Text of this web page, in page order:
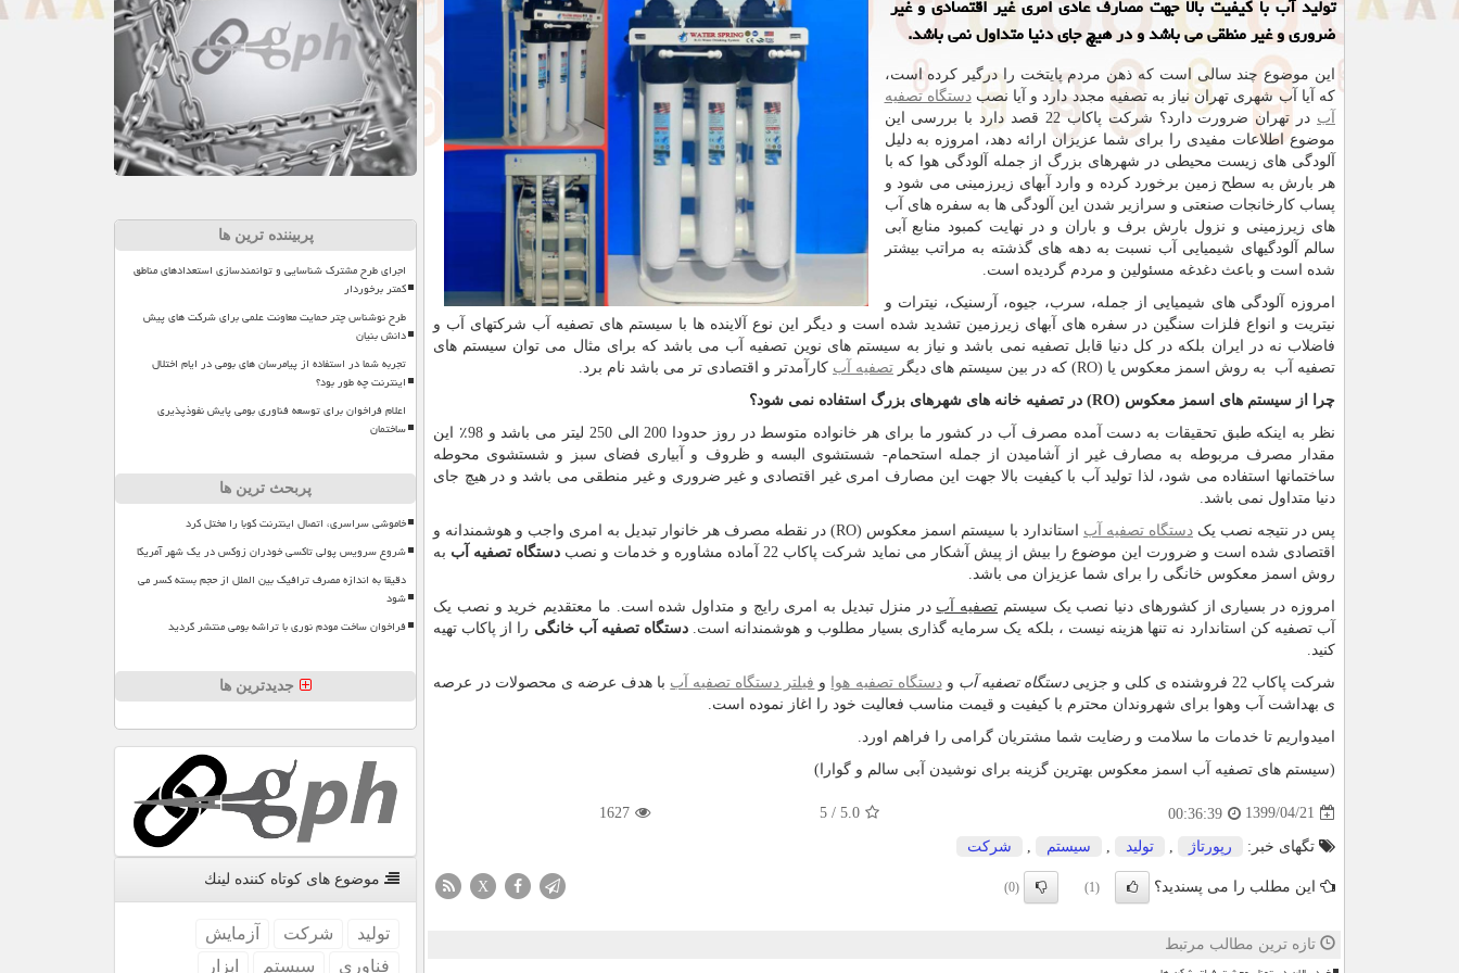
تولید آب با كیفیت بالا جهت مصارف عادی امری غیر اقتصادی و غیر
ضروری و غیر منطقی می باشد و در هیچ جای دنیا متداول نمی باشد.
این موضوع چند سالی است که ذهن مردم پایتخت را درگیر کرده است،
که آیا آب شهری تهران نیاز به تصفیه مجدد دارد و آیا نصبدستگاه تصفیه
آب
در تهران ضرورت دارد؟ شرکت پاکاب 22 قصد دارد با بررسی این
موضوع اطلاعات مفیدی را برای شما عزیزان ارائه دهد، امروزه به دلیل
آلودگی های زیست محیطی در شهرهای بزرگ از جمله آلودگی هوا که با
هر بارش به سطح زمین برخورد کرده و وارد آبهای زیرزمینی می شود و
پساب کارخانجات صنعتی و سرازیر شدن این آلودگی ها به سفره های آب
های زیرزمینی و نزول بارش برف و باران و در نهایت کمبود منابع آبی
سالم آلودگیهای شیمیایی آب نسبت به دهه های گذشته به مراتب بیشتر
شده است و باعث دغدغه مسئولین و مردم گردیده است.
امروزه آلودگی های شیمیایی از جمله، سرب، جیوه، آرسنیک، نیترات و
نیتریت و انواع فلزات سنگین در سفره های آبهای زیرزمین تشدید شده است و دیگر این نوع آلاینده ها با سیستم های تصفیه آب شرکتهای آب و
فاضلاب نه در ایران بلکه در کل دنیا قابل تصفیه نمی باشد و نیاز به سیستم های نوین تصفیه آب می باشد که برای مثال می توان سیستم های
تصفیه آب به روش اسمز معکوس یا (RO) که در بین سیستم های دیگر تصفیه آب کارآمدتر و اقتصادی تر می باشد نام برد.
چرا از سیستم های اسمز معکوس (RO) در تصفیه خانه های شهرهای بزرگ استفاده نمی شود؟
نظر به اینکه طبق تحقیقات به دست آمده مصرف آب در کشور ما برای هر خانواده متوسط در روز حدودا 200 الی 250 لیتر می باشد و 98٪ این
مقدار مصرف مربوطه به مصارف غیر از آشامیدن از جمله استحمام- شستشوی البسه و ظروف و آبیاری فضای سبز و شستشوی محوطه
ساختمانها استفاده می شود، لذا تولید آب با کیفیت بالا جهت این مصارف امری غیر اقتصادی و غیر ضروری و غیر منطقی می باشد و در هیچ جای
دنیا متداول نمی باشد.
پس در نتیجه نصب یک دستگاه تصفیه آب استاندارد با سیستم اسمز معکوس (RO) در نقطه مصرف هر خانوار تبدیل به امری واجب و هوشمندانه و
اقتصادی شده است و ضرورت این موضوع را بیش از پیش آشکار می نماید شرکت پاکاب 22 آماده مشاوره و خدمات و نصب
دستگاه تصفیه آب به
روش اسمز معکوس خانگی را برای شما عزیزان می باشد.
امروزه در بسیاری از کشورهای دنیا نصب یک سیستم تصفیه آب در منزل تبدیل به امری رایج و متداول شده است. ما معتقدیم خرید و نصب یک
آب تصفیه کن استاندارد نه تنها هزینه نیست ، بلکه یک سرمایه گذاری بسیار مطلوب و هوشمندانه است. دستگاه تصفیه آب خانگی را از پاکاب تهیه
کنید.
شرکت پاکاب 22 فروشنده ی کلی و جزیی
دستگاه تصفیه آب ودستگاه تصفیه هوا و فیلتر دستگاه تصفیه آب با هدف عرضه ی محصولات در عرصه
ی بهداشت آب وهوا برای شهروندان محترم با کیفیت و قیمت مناسب فعالیت خود را اغاز نموده است.
امیدواریم تا خدمات ما سلامت و رضایت شما مشتریان گرامی را فراهم اورد.
(سیستم های تصفیه آب اسمز معکوس بهترین گزینه برای نوشیدن آبی سالم و گوارا)
1399/04/21
00:36:39
5.0
/
5
1627
تگهای خبر: رپورتاژ تولید سیستم شركت
این مطلب را می پسندید؟ (1)
(0)
X
تازه ترین مطالب مرتبط
پربیننده ترین ها
اجرای طرح مشترک شناسایی و توانمندسازی استعدادهای مناطق
کمتر برخوردار
طرح نوشناس چتر حمایت معاونت علمی برای شرکت های پیش
دانش بنیان
تجربه شما در استفاده از پیامرسان های بومی در ایام اختلال
اینترنت چه طور بود؟
اعلام فراخوان برای توسعه فناوری بومی پایش نفوذپذیری
ساختمان
پربحث ترین ها
خاموشی سراسری، اتصال اینترنت کوبا را مختل کرد
شروع سرویس پولی تاکسی خودران زوکس در یک شهر آمریکا
دقیقا به اندازه مصرف ترافیک بین الملل از حجم بسته کسر می
شود
فراخوان ساخت مودم نوری با تراشه بومی منتشر گردید
جدیدترین ها
موضوع های كوتاه كننده لینك
تولید شركت
آزمایش
فناوری
سیستم
ابزار